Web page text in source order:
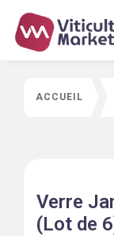
ACCUEIL
Verre
(Lot de